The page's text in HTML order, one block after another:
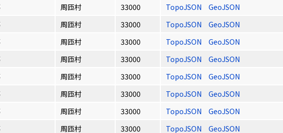
周匝村 33000 TopoJSON GeoJSON
周匝村 33000 TopoJSON GeoJSON
周匝村 33000 TopoJSON GeoJSON
周匝村 33000 TopoJSON GeoJSON
周匝村 33000 TopoJSON GeoJSON
周匝村 33000 TopoJSON GeoJSON
周匝村 33000 TopoJSON GeoJSON
周匝村 33000 TopoJSON GeoJSON